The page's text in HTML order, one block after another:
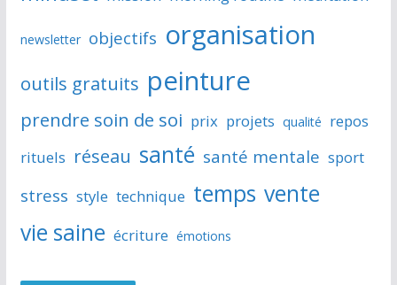
newsletter objectifs organisation
outils gratuits peinture
prendre soin de soi prix projets qualité repos
rituels réseau santé santé mentale sport
stress style technique temps vente
vie saine écriture émotions